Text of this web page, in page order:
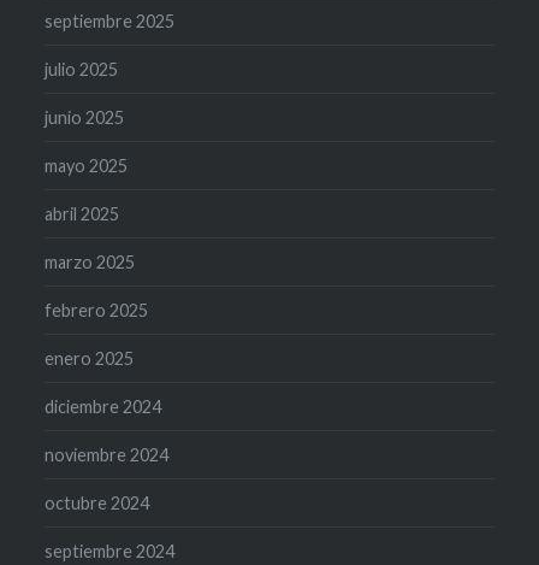
septiembre 2025
julio 2025
junio 2025
mayo 2025
abril 2025
marzo 2025
febrero 2025
enero 2025
diciembre 2024
noviembre 2024
octubre 2024
septiembre 2024